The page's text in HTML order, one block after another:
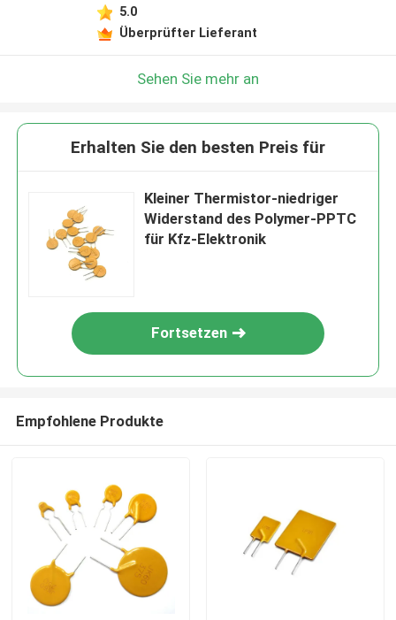
5.0
Überprüfter Lieferant
Sehen Sie mehr an
Erhalten Sie den besten Preis für
Kleiner Thermistor-niedriger
Widerstand des Polymer-PPTC
für Kfz-Elektronik
Fortsetzen
Empfohlene Produkte